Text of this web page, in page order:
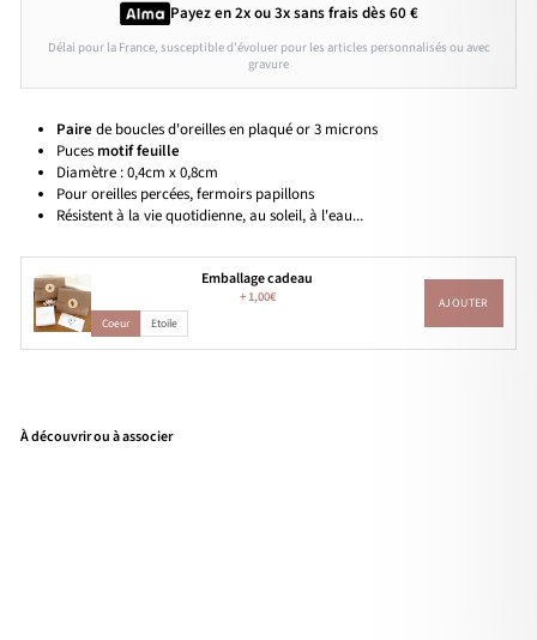
Payez en 2x ou 3xsans fraisdès 60 €
Délai pour la France, susceptible d'évoluer pour les articles personnalisés ou avec
gravure
Paire de boucles d'oreilles en plaqué or 3 microns
Puces motif feuille
Diamètre : 0,4cm x 0,8cm
Pour oreilles percées, fermoirs papillons
Résistent à la vie quotidienne, au soleil, à l'eau...
Emballage cadeau
+1,00€
Coeur Etoile
AJOUTER
À découvrir ou à associer